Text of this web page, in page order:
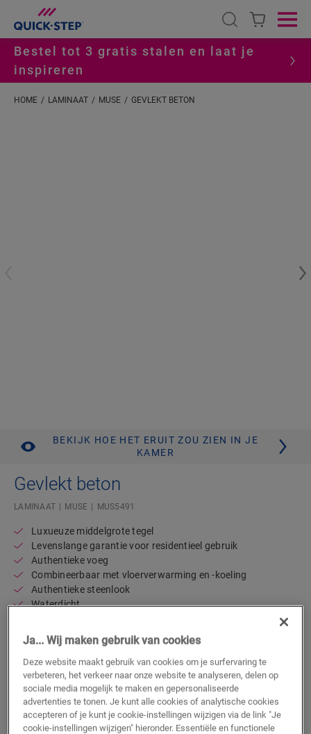
Open search
Bestel tot 3 gratis stalen en laat je
inspireren
HOME LAMINAAT MUSE GEVLEKT BETON
BEKIJK HOE HET ERUIT ZOU ZIEN IN JE
KAMER
Gevlekt beton
LAMINAAT MUSE MUS5491
Luxueuze middelgrote tegel
Levenslange garantie voor residentieel gebruik
Authentieke voeg
Combineerbaar met vloerverwarming en -koeling
Authentieke steenlook
Waterdicht
40,95€/m²
m²
TOEVOEGEN AAN WINKELMANDJE
Ja... Wij maken gebruik van cookies
Deze website maakt gebruik van cookies om je surfervaring te
verbeteren, het verkeer naar onze website te analyseren, delen op
sociale media mogelijk te maken en gepersonaliseerde
advertenties te tonen. Je kunt alle cookies of analytische cookies
accepteren of je kunt je cookie-instellingen wijzigen via de link "Je
cookie-instellingen wijzigen" hieronder. Essentiële en functionele